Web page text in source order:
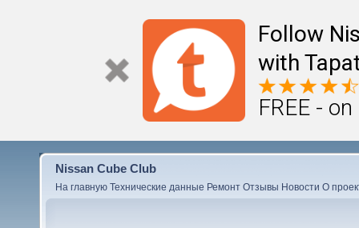
Follow
with
FREE -
Nissan Cube Club
На главную Технические данные Ремонт Отзывы Новости О